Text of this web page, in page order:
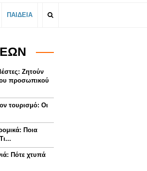
ΠΑΙΔΕΙΑ
Ζητούν
προσωπικού
τουρισμό: Οι
Ποια
Πότε χτυπά